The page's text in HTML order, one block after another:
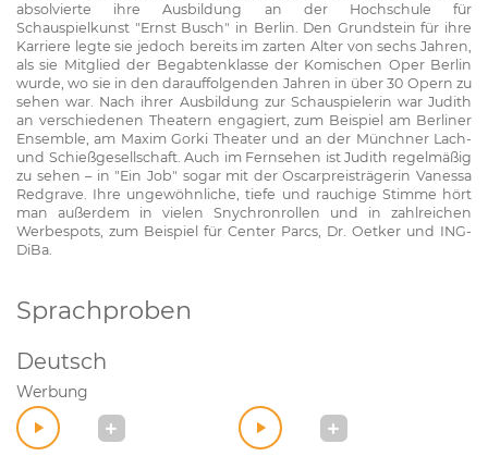
absolvierte ihre Ausbildung an der Hochschule für
Schauspielkunst "Ernst Busch" in Berlin. Den Grundstein für ihre
Karriere legte sie jedoch bereits im zarten Alter von sechs Jahren,
als sie Mitglied der Begabtenklasse der Komischen Oper Berlin
wurde, wo sie in den darauffolgenden Jahren in über 30 Opern zu
sehen war. Nach ihrer Ausbildung zur Schauspielerin war Judith
an verschiedenen Theatern engagiert, zum Beispiel am Berliner
Ensemble, am Maxim Gorki Theater und an der Münchner Lach-
und Schießgesellschaft. Auch im Fernsehen ist Judith regelmäßig
zu sehen – in "Ein Job" sogar mit der Oscarpreisträgerin Vanessa
Redgrave. Ihre ungewöhnliche, tiefe und rauchige Stimme hört
man außerdem in vielen Snychronrollen und in zahlreichen
Werbespots, zum Beispiel für Center Parcs, Dr. Oetker und ING-
DiBa.
Sprachproben
Deutsch
Werbung